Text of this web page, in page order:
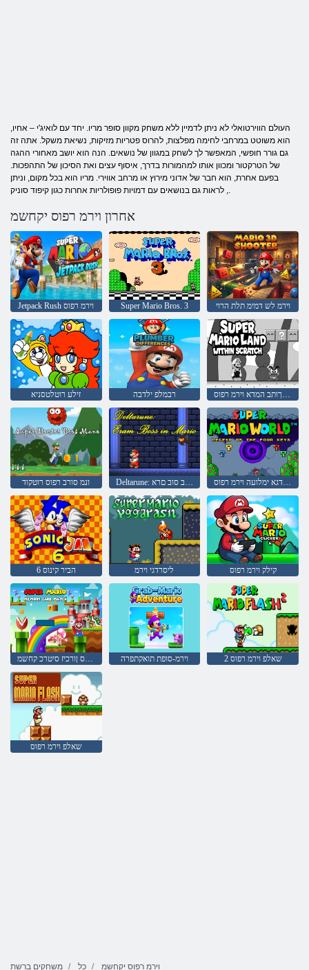
העולם הווירטואלי לא ניתן לדמיין ללא משחק מקוון סופר מריו. יחד עם לואיג'י – אחיו,
הוא משוטט במרחבי לחימה מפלצות, להרוס פטריות מזיקות, נשיאת משקל. אתה זה
גם גורר חופשי, המאפשר לך לשחק במגוון של נושאים. הנה הוא יושב מאחורי ההגה
של הטרקטור ומכוון אותו למהמורות בדרך, איסוף עצים ואת הסיכון של התהפכות.
בפעם אחרת, הוא חבר של אדוני מירוץ או מרחב אווירי. מריו הוא בכל מקום, וניתן
אחרון וירמ רפוס יקחשמ
Jetpack Rush וירמ רפוס Super Mario Bros. 3 וירמ לש דמימ תלת הרוי
זילע רוטלטסניא רבמלפ ילדבה
ונמ סורב רפוס רוטקוד Deltarune: וירמב סוב םרא תוחתפמה תעברא לש הדגא ימלועה וירמ רפוס
6 הביר קינוס ליסרדגי וירמ קילק וירמ רפוס
וירמ רפוס ןורכיז סיטרכ קחשמ וירמ-סופת תואקתפרה 2 שאלפ וירמ רפוס
שאלפ וירמ רפוס
משחקים ברשת כל וירמ רפוס יקחשמ